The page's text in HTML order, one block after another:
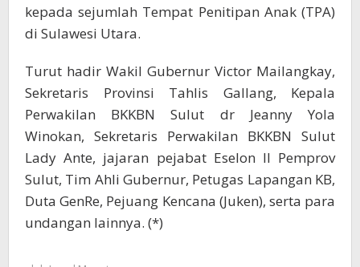
kepada sejumlah Tempat Penitipan Anak (TPA)
di Sulawesi Utara.
Turut hadir Wakil Gubernur Victor Mailangkay,
Sekretaris Provinsi Tahlis Gallang, Kepala
Perwakilan BKKBN Sulut dr Jeanny Yola
Winokan, Sekretaris Perwakilan BKKBN Sulut
Lady Ante, jajaran pejabat Eselon II Pemprov
Sulut, Tim Ahli Gubernur, Petugas Lapangan KB,
Duta GenRe, Pejuang Kencana (Juken), serta para
undangan lainnya. (*)